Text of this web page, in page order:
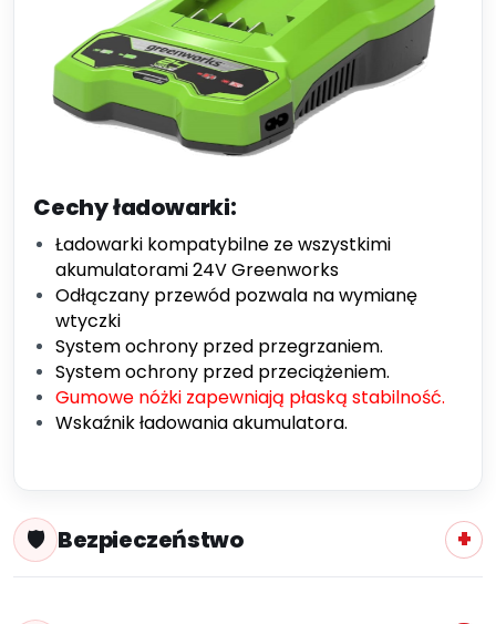
Cechy ładowarki:
Ładowarki kompatybilne ze wszystkimi
akumulatorami 24V Greenworks
Odłączany przewód pozwala na wymianę
wtyczki
System ochrony przed przegrzaniem.
System ochrony przed przeciążeniem.
Gumowe nóżki zapewniają płaską stabilność.
Wskaźnik ładowania akumulatora.
Bezpieczeństwo